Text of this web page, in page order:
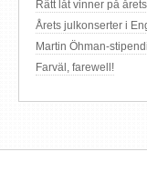
Rätt låt vinner på
Årets julkonserter i
Martin Öhman-
Farväl, farewell!